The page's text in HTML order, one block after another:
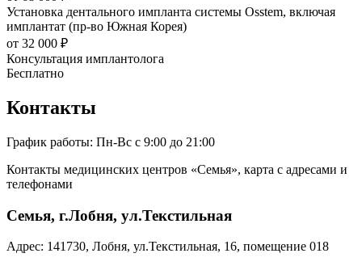
Установка дентального импланта системы Osstem, включая
имплантат (пр-во Южная Корея)
от 32 000 ₽
Консультация имплантолога
Бесплатно
Контакты
График работы: Пн-Вс с 9:00 до 21:00
Контакты медицинских центров «Семья», карта с адресами и
телефонами
Семья, г.Лобня, ул.Текстильная
Адрес: 141730, Лобня, ул.Текстильная, 16, помещение 018